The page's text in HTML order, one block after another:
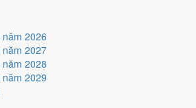
2026
2027
2028
2029
Quý thì Thổ khắc Thủy (tương khắc).
Nghĩa "Gỗ cây dương", thuộc hành Mộc,
ứng với cặp can chi Nhâm Ngọ và Quý Mùi.
Tuổi Mùi hợp Thái Tuế. Tuổi xung Thái Tuế